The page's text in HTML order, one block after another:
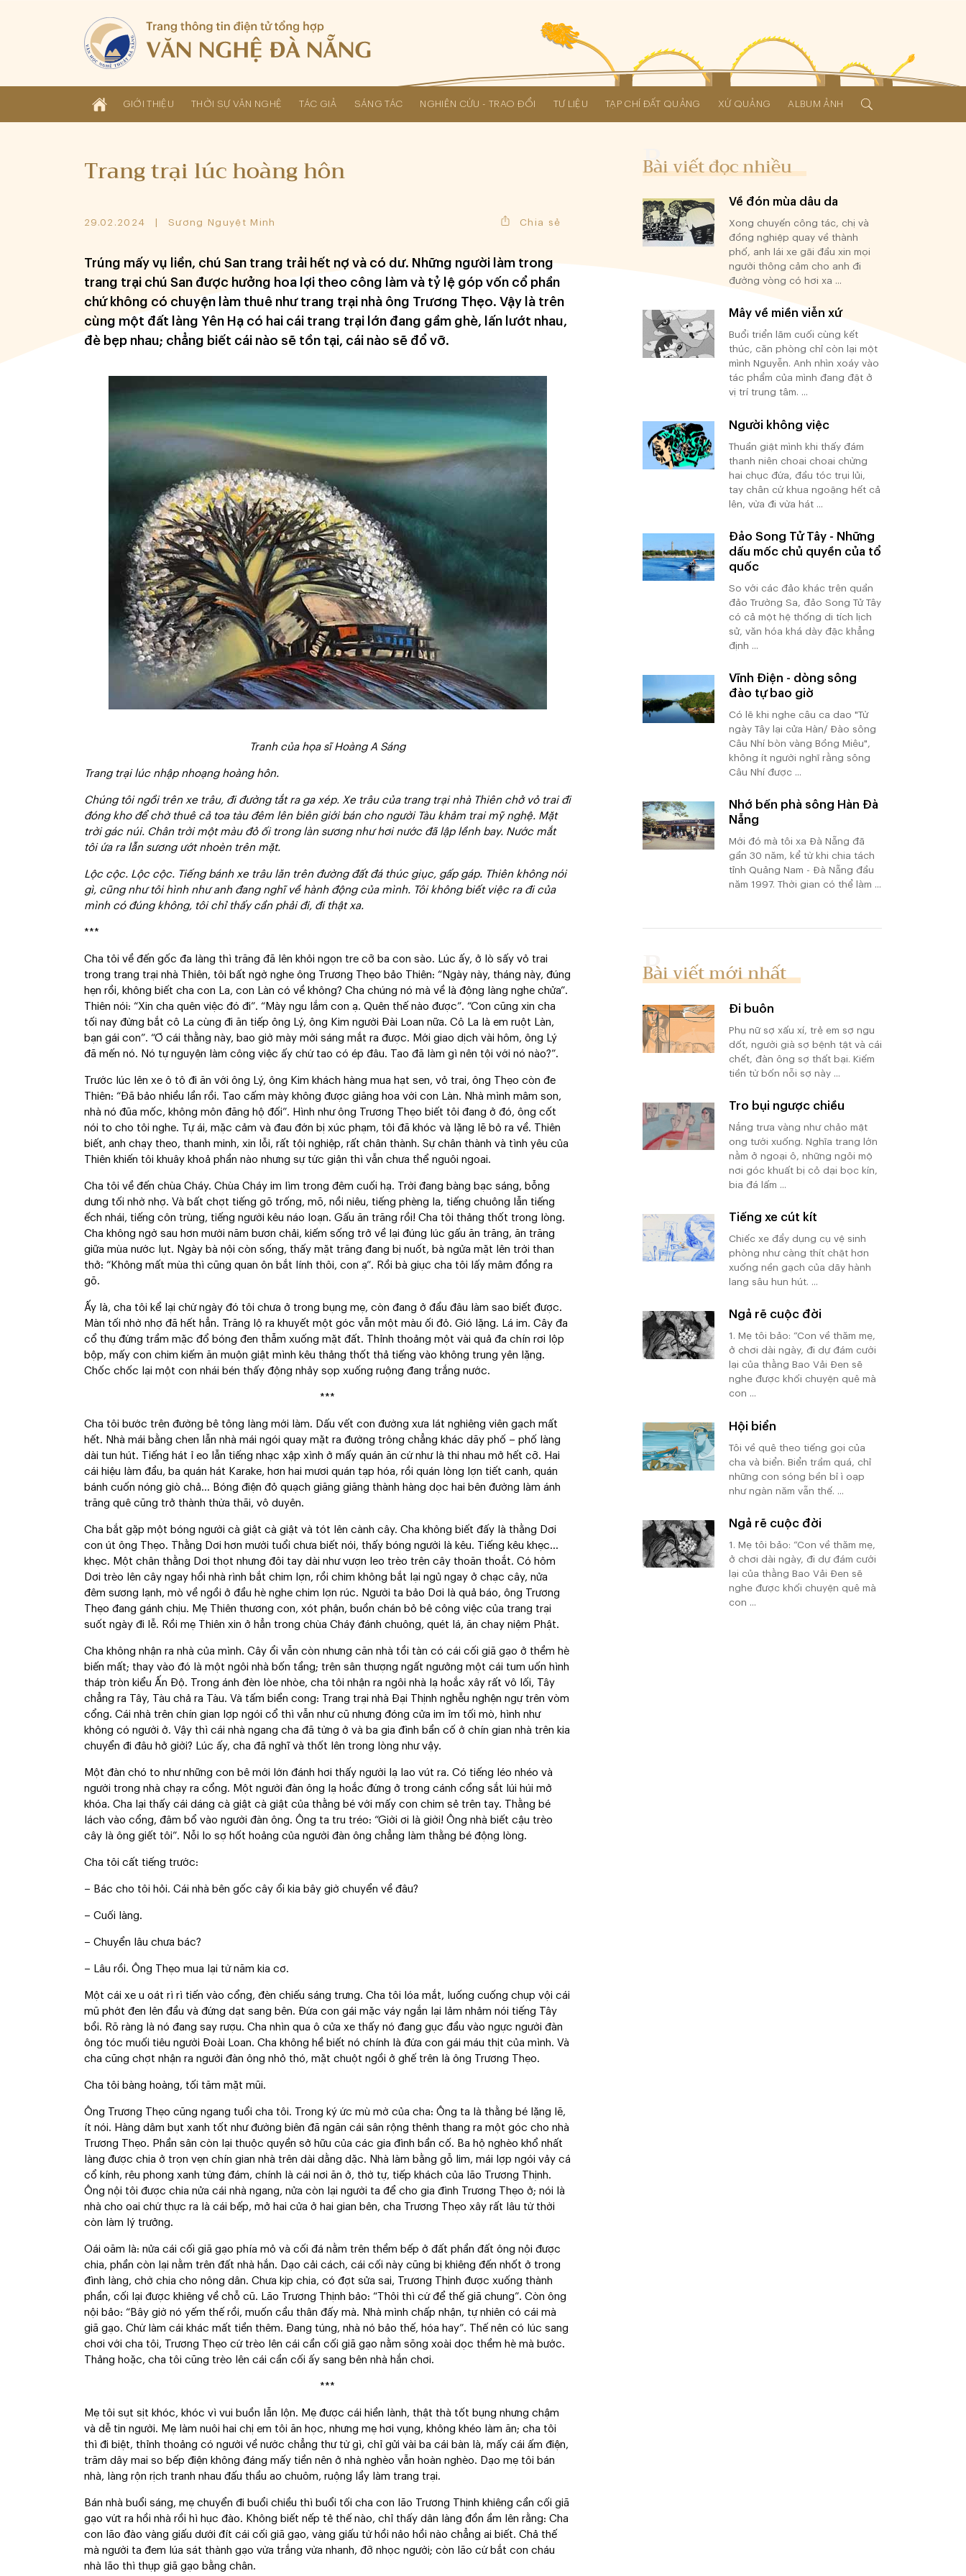
GIỚI THIỆU THỜI SỰ VĂN NGHỆ TÁC GIẢ SÁNG TÁC NGHIÊN CỨU - TRAO ĐỔI TƯ LIỆU TẠP CHÍ ĐẤT QUẢNG XỨ QUẢNG ALBUM ẢNH
Trang trại lúc hoàng hôn
29.02.2024 Sương Nguyệt Minh Chia sẻ
Trúng mấy vụ liền, chú San trang trải hết nợ và có dư. Những người làm trong
trang trại chú San được hưởng hoa lợi theo công làm và tỷ lệ góp vốn cổ phần
chứ không có chuyện làm thuê như trang trại nhà ông Trương Thẹo. Vậy là trên
cùng một đất làng Yên Hạ có hai cái trang trại lớn đang gầm ghè, lấn lướt nhau,
đè bẹp nhau; chẳng biết cái nào sẽ tồn tại, cái nào sẽ đổ vỡ.
Tranh của họa sĩ Hoàng A Sáng
Trang trại lúc nhập nhoạng hoàng hôn.
Chúng tôi ngồi trên xe trâu, đi đường tắt ra ga xép. Xe trâu của trang trại nhà Thiên chở vỏ trai đi
đóng kho để chờ thuê cả toa tàu đêm lên biên giới bán cho người Tàu khảm trai mỹ nghệ. Mặt
trời gác núi. Chân trời một màu đỏ ối trong làn sương như hơi nước đã lập lềnh bay. Nước mắt
tôi ứa ra lẫn sương ướt nhoèn trên mặt.
Lộc cộc. Lộc cộc. Tiếng bánh xe trâu lăn trên đường đất đá thúc giục, gấp gáp. Thiên không nói
gì, cũng như tôi hình như anh đang nghĩ về hành động của mình. Tôi không biết việc ra đi của
mình có đúng không, tôi chỉ thấy cần phải đi, đi thật xa.
***
Cha tôi về đến gốc đa làng thì trăng đã lên khỏi ngọn tre cỡ ba con sào. Lúc ấy, ở lò sấy vỏ trai
trong trang trại nhà Thiên, tôi bất ngờ nghe ông Trương Thẹo bảo Thiên: “Ngày này, tháng này, đúng
hẹn rồi, không biết cha con La, con Làn có về không? Cha chúng nó mà về là động làng nghe chửa”.
Thiên nói: “Xin cha quên việc đó đi”. “Mày ngu lắm con ạ. Quên thế nào được”. “Con cũng xin cha
tối nay đừng bắt cô La cùng đi ăn tiếp ông Lý, ông Kim người Đài Loan nữa. Cô La là em ruột Làn,
bạn gái con”. “Ơ cái thằng này, bao giờ mày mới sáng mắt ra được. Mới giao dịch vài hôm, ông Lý
đã mến nó. Nó tự nguyện làm công việc ấy chứ tao có ép đâu. Tao đã làm gì nên tội với nó nào?”.
Trước lúc lên xe ô tô đi ăn với ông Lý, ông Kim khách hàng mua hạt sen, vỏ trai, ông Thẹo còn đe
Thiên: “Đã bảo nhiều lần rồi. Tao cấm mày không được giăng hoa với con Làn. Nhà mình mâm son,
nhà nó đũa mốc, không môn đăng hộ đối”. Hình như ông Trương Thẹo biết tôi đang ở đó, ông cốt
nói to cho tôi nghe. Tự ái, mặc cảm và đau đớn bị xúc phạm, tôi đã khóc và lặng lẽ bỏ ra về. Thiên
biết, anh chạy theo, thanh minh, xin lỗi, rất tội nghiệp, rất chân thành. Sự chân thành và tình yêu của
Thiên khiến tôi khuây khoả phần nào nhưng sự tức giận thì vẫn chưa thể nguôi ngoai.
Cha tôi về đến chùa Cháy. Chùa Cháy im lìm trong đêm cuối hạ. Trời đang bàng bạc sáng, bỗng
dưng tối nhờ nhợ. Và bất chợt tiếng gõ trống, mõ, nồi niêu, tiếng phèng la, tiếng chuông lẫn tiếng
ếch nhái, tiếng côn trùng, tiếng người kêu náo loạn. Gấu ăn trăng rồi! Cha tôi thảng thốt trong lòng.
Cha không ngờ sau hơn mười năm bươn chải, kiếm sống trở về lại đúng lúc gấu ăn trăng, ăn trăng
giữa mùa nước lụt. Ngày bà nội còn sống, thấy mặt trăng đang bị nuốt, bà ngửa mặt lên trời than
thở: “Không mất mùa thì cũng quan ôn bắt lính thôi, con ạ”. Rồi bà giục cha tôi lấy mâm đồng ra
gõ.
Ấy là, cha tôi kể lại chứ ngày đó tôi chưa ở trong bụng mẹ, còn đang ở đẩu đâu làm sao biết được.
Màn tối nhờ nhợ đã hết hẳn. Trăng lộ ra khuyết một góc vẫn một màu ối đỏ. Gió lặng. Lá im. Cây đa
cổ thụ đứng trầm mặc đổ bóng đen thẫm xuống mặt đất. Thỉnh thoảng một vài quả đa chín rơi lộp
bộp, mấy con chim kiếm ăn muộn giật mình kêu thảng thốt thả tiếng vào không trung yên lặng.
Chốc chốc lại một con nhái bén thấy động nhảy sọp xuống ruộng đang trắng nước.
***
Cha tôi bước trên đường bê tông làng mới làm. Dấu vết con đường xưa lát nghiêng viên gạch mất
hết. Nhà mái bằng chen lẫn nhà mái ngói quay mặt ra đường trông chẳng khác dãy phố – phố làng
dài tun hút. Tiếng hát ỉ eo lẫn tiếng nhạc xập xình ở mấy quán ăn cứ như là thi nhau mở hết cỡ. Hai
cái hiệu làm đầu, ba quán hát Karake, hơn hai mươi quán tạp hóa, rồi quán lòng lợn tiết canh, quán
bánh cuốn nóng giò chả… Bóng điện đỏ quạch giăng giăng thành hàng dọc hai bên đường làm ánh
trăng quê cũng trở thành thừa thãi, vô duyên.
Cha bắt gặp một bóng người cà giật cà giật và tót lên cành cây. Cha không biết đấy là thằng Dơi
con út ông Thẹo. Thằng Dơi hơn mười tuổi chưa biết nói, thấy bóng người là kêu. Tiếng kêu khẹc…
khẹc. Một chân thằng Dơi thọt nhưng đôi tay dài như vượn leo trèo trên cây thoăn thoắt. Có hôm
Dơi trèo lên cây ngay hồi nhà rình bắt chim lợn, rồi chim không bắt lại ngủ ngay ở chạc cây, nửa
đêm sương lạnh, mò về ngồi ở đầu hè nghe chim lợn rúc. Người ta bảo Dơi là quả báo, ông Trương
Thẹo đang gánh chịu. Mẹ Thiên thương con, xót phận, buồn chán bỏ bê công việc của trang trại
suốt ngày đi lễ. Rồi mẹ Thiên xin ở hẳn trong chùa Cháy đánh chuông, quét lá, ăn chay niệm Phật.
Cha không nhận ra nhà của mình. Cây ổi vẫn còn nhưng căn nhà tồi tàn có cái cối giã gạo ở thềm hè
biến mất; thay vào đó là một ngôi nhà bốn tầng; trên sân thượng ngất ngưởng một cái tum uốn hình
tháp tròn kiểu Ấn Độ. Trong ánh đèn lòe nhòe, cha tôi nhận ra ngôi nhà lạ hoắc xây rất vô lối, Tây
chẳng ra Tây, Tàu chả ra Tàu. Và tấm biển cong: Trang trại nhà Đại Thịnh nghễu nghện ngự trên vòm
cổng. Cái nhà trên chín gian lợp ngói cổ thì vẫn như cũ nhưng đóng cửa im ỉm tối mò, hình như
không có người ở. Vậy thì cái nhà ngang cha đã từng ở và ba gia đình bần cố ở chín gian nhà trên kia
chuyển đi đâu hở giời? Lúc ấy, cha đã nghĩ và thốt lên trong lòng như vậy.
Một đàn chó to như những con bê mới lớn đánh hơi thấy người lạ lao vút ra. Có tiếng léo nhéo và
người trong nhà chạy ra cổng. Một người đàn ông lạ hoắc đứng ở trong cánh cổng sắt lúi húi mở
khóa. Cha lại thấy cái dáng cà giật cà giật của thằng bé với mấy con chim sẻ trên tay. Thằng bé
lách vào cổng, đâm bổ vào người đàn ông. Ông ta tru tréo: “Giời ơi là giời! Ông nhà biết cậu trèo
cây là ông giết tôi”. Nỗi lo sợ hốt hoảng của người đàn ông chẳng làm thằng bé động lòng.
Cha tôi cất tiếng trước:
– Bác cho tôi hỏi. Cái nhà bên gốc cây ổi kia bây giờ chuyển về đâu?
– Cuối làng.
– Chuyển lâu chưa bác?
– Lâu rồi. Ông Thẹo mua lại từ năm kia cơ.
Một cái xe u oát rì rì tiến vào cổng, đèn chiếu sáng trưng. Cha tôi lóa mắt, luống cuống chụp vội cái
mũ phớt đen lên đầu và đứng dạt sang bên. Đứa con gái mặc váy ngắn lại lảm nhảm nói tiếng Tây
bồi. Rõ ràng là nó đang say rượu. Cha nhìn qua ô cửa xe thấy nó đang gục đầu vào ngực người đàn
ông tóc muối tiêu người Đoài Loan. Cha không hề biết nó chính là đứa con gái máu thịt của mình. Và
cha cũng chợt nhận ra người đàn ông nhỏ thó, mặt chuột ngồi ở ghế trên là ông Trương Thẹo.
Cha tôi bàng hoàng, tối tăm mặt mũi.
Ông Trương Thẹo cũng ngang tuổi cha tôi. Trong ký ức mù mờ của cha: Ông ta là thằng bé lặng lẽ,
ít nói. Hàng dâm bụt xanh tốt như đường biên đã ngăn cái sân rộng thênh thang ra một góc cho nhà
Trương Thẹo. Phần sân còn lại thuộc quyền sở hữu của các gia đình bần cố. Ba hộ nghèo khổ nhất
làng được chia ở trọn vẹn chín gian nhà trên dài dằng dặc. Nhà làm bằng gỗ lim, mái lợp ngói vảy cá
cổ kính, rêu phong xanh từng đám, chính là cái nơi ăn ở, thờ tự, tiếp khách của lão Trương Thịnh.
Ông nội tôi được chia nửa cái nhà ngang, nửa còn lại người ta để cho gia đình Trương Thẹo ở; nói là
nhà cho oai chứ thực ra là cái bếp, mở hai cửa ở hai gian bên, cha Trương Thẹo xây rất lâu từ thời
còn làm lý trưởng.
Oái oăm là: nửa cái cối giã gạo phía mỏ và cối đá nằm trên thềm bếp ở đất phần đất ông nội được
chia, phần còn lại nằm trên đất nhà hắn. Dạo cải cách, cái cối này cũng bị khiêng đến nhốt ở trong
đình làng, chờ chia cho nông dân. Chưa kịp chia, có đợt sửa sai, Trương Thịnh được xuống thành
phần, cối lại được khiêng về chỗ cũ. Lão Trương Thịnh bảo: “Thôi thì cứ để thế giã chung”. Còn ông
nội bảo: “Bây giờ nó yếm thế rồi, muốn cầu thân đấy mà. Nhà mình chấp nhận, tự nhiên có cái mà
giã gạo. Chứ làm cái khác mất tiền thêm. Đang túng, nhà nó bảo thế, hóa hay”. Thế nên có lúc sang
chơi với cha tôi, Trương Thẹo cứ trèo lên cái cần cối giã gạo nằm sõng xoài dọc thềm hè mà bước.
Thảng hoặc, cha tôi cũng trèo lên cái cần cối ấy sang bên nhà hắn chơi.
***
Mẹ tôi sụt sịt khóc, khóc vì vui buồn lẫn lộn. Mẹ được cái hiền lành, thật thà tốt bụng nhưng chậm
và dễ tin người. Mẹ làm nuôi hai chị em tôi ăn học, nhưng mẹ hơi vụng, không khéo làm ăn; cha tôi
thì đi biệt, thỉnh thoảng có người về nước chẳng thư từ gì, chỉ gửi vài ba cái bàn là, mấy cái ấm điện,
trăm dây mai so bếp điện không đáng mấy tiền nên ở nhà nghèo vẫn hoàn nghèo. Dạo mẹ tôi bán
nhà, làng rộn rịch tranh nhau đấu thầu ao chuôm, ruộng lầy làm trang trại.
Bán nhà buổi sáng, mẹ chuyển đi buổi chiều thì buổi tối cha con lão Trương Thịnh khiêng cần cối giã
gạo vứt ra hồi nhà rồi hì hục đào. Không biết nếp tẻ thế nào, chỉ thấy dân làng đồn ầm lên rằng: Cha
con lão đào vàng giấu dưới đít cái cối giã gạo, vàng giấu từ hồi nảo hồi nào chẳng ai biết. Chả thế
mà người ta đem lúa sát thành gạo vừa trắng vừa nhanh, đỡ nhọc người; còn lão cứ bắt con cháu
nhà lão thì thụp giã gạo bằng chân.
Bài viết đọc nhiều
Về đón mùa dâu da
Xong chuyến công tác, chị và
đồng nghiệp quay về thành
phố, anh lái xe gãi đầu xin mọi
người thông cảm cho anh đi
đường vòng có hơi xa ...
Mây về miền viễn xứ
Buổi triển lãm cuối cùng kết
thúc, căn phòng chỉ còn lại một
mình Nguyễn. Anh nhìn xoáy vào
tác phẩm của mình đang đặt ở
vị trí trung tâm. ...
Người không việc
Thuần giật mình khi thấy đám
thanh niên choai choai chừng
hai chục đứa, đầu tóc trụi lủi,
tay chân cứ khua ngoặng hết cả
lên, vừa đi vừa hát ...
Đảo Song Tử Tây - Những
dấu mốc chủ quyền của tổ
quốc
So với các đảo khác trên quần
đảo Trường Sa, đảo Song Tử Tây
có cả một hệ thống di tích lịch
sử, văn hóa khá dày đặc khẳng
định ...
Vĩnh Điện - dòng sông
đào tự bao giờ
Có lẽ khi nghe câu ca dao "Từ
ngày Tây lại cửa Hàn/ Đào sông
Câu Nhí bòn vàng Bồng Miêu",
không ít người nghĩ rằng sông
Câu Nhí được ...
Nhớ bến phà sông Hàn Đà
Nẵng
Mới đó mà tôi xa Đà Nẵng đã
gần 30 năm, kể từ khi chia tách
tỉnh Quảng Nam - Đà Nẵng đầu
năm 1997. Thời gian có thể làm ...
Bài viết mới nhất
Đi buôn
Phụ nữ sợ xấu xí, trẻ em sợ ngu
dốt, người già sợ bệnh tật và cái
chết, đàn ông sợ thất bại. Kiếm
tiền từ bốn nỗi sợ này ...
Tro bụi ngược chiều
Nắng trưa vàng như chảo mật
ong tưới xuống. Nghĩa trang lớn
nằm ở ngoại ô, những ngôi mộ
nơi góc khuất bị cỏ dại bọc kín,
bia đá lấm ...
Tiếng xe cút kít
Chiếc xe đẩy dụng cụ vệ sinh
phòng như càng thít chặt hơn
xuống nền gạch của dãy hành
lang sâu hun hút. ...
Ngả rẽ cuộc đời
1. Mẹ tôi bảo: “Con về thăm mẹ,
ở chơi dài ngày, đi dự đám cưới
lại của thằng Bao Vải Đen sẽ
nghe được khối chuyện quê mà
con ...
Hội biển
Tôi về quê theo tiếng gọi của
cha và biển. Biển trầm quá, chỉ
những con sóng bền bỉ ì oạp
như ngàn năm vẫn thế. ...
Ngả rẽ cuộc đời
1. Mẹ tôi bảo: “Con về thăm mẹ,
ở chơi dài ngày, đi dự đám cưới
lại của thằng Bao Vải Đen sẽ
nghe được khối chuyện quê mà
con ...